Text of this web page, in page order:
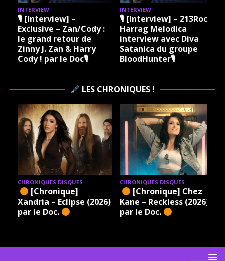
INTERVIEW
🎙 [Interview] –
Exclusive – Zan/Cody :
le grand retour de
Zinny J. Zan & Harry
Cody ! par le Doc🎙
INTERVIEW
🎙 [Interview] – 213Rock
Harrag Melodica
interview avec Diva
Satanica du groupe
BloodHunter🎙
LES CHRONIQUES !
CHRONIQUES DISQUES
[Chronique]
Xandria – Eclipse (2026)
par le Doc.
CHRONIQUES DISQUES
[Chronique] Chez
Kane – Reckless (2026)
par le Doc.